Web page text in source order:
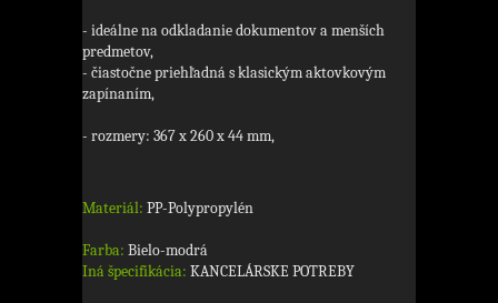
- ideálne na odkladanie dokumentov a menších
predmetov,
- čiastočne priehľadná s klasickým aktovkovým
zapínaním,
- rozmery: 367 x 260 x 44 mm,
Materiál: PP-Polypropylén
Farba: Bielo-modrá
Iná špecifikácia: KANCELÁRSKE POTREBY